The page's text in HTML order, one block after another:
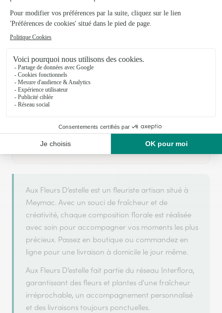
Votre fleuriste artisan à Meymac
Aux Fleurs D’estelleest membre du réseau Interflora et
a obtenu le label
pour sa qualité de
Aux Fleurs D’estelle est un fleuriste artisan situé à
Meymac. Avec un souci de fraîcheur et de
créativité, chaque composition florale est réalisée
avec soin pour accompagner vos moments les plus
précieux. Passez en boutique ou commandez en
ligne pour une livraison à domicile le jour même.
Aux Fleurs D’estelle fait partie du réseau Interflora,
garantissant des fleurs et plantes d'une fraîcheur
irréprochable, un accompagnement personnalisé
et des livraisons toujours ponctuelles.